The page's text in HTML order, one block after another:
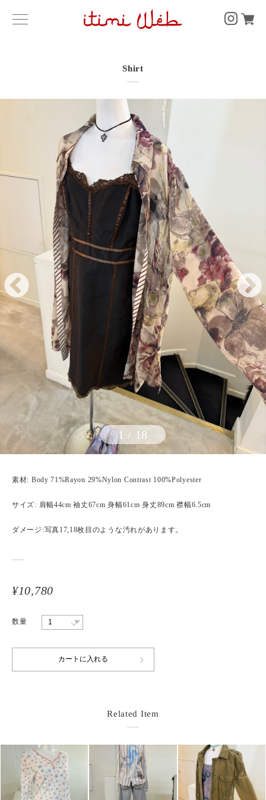
Shirt
1 / 18
素材: Body 71%Rayon 29%Nylon Contrast 100%Polyester
サイズ: 肩幅44cm 袖丈67cm 身幅61cm 身丈89cm 襟幅6.5cm
ダメージ:写真17,18枚目のような汚れがあります。
¥10,780
数量
Related Item